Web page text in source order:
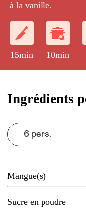
à la vanille.
15min 10min
Ingrédients
6 pers.
Mangue(s)
Sucre en poudre